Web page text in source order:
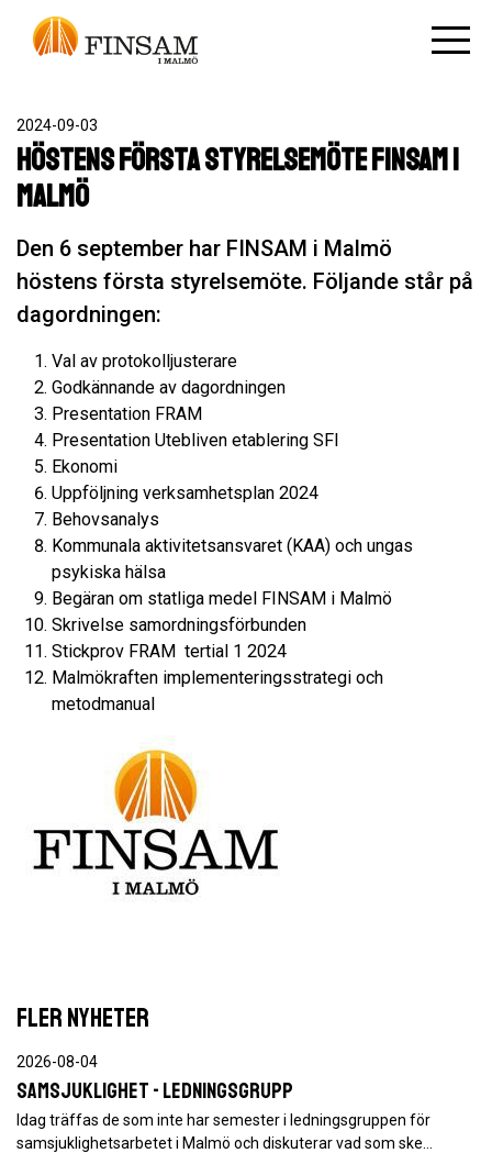
2024-09-03
Höstens första styrelsemöte FINSAM i
Malmö
Den 6 september har FINSAM i Malmö
höstens första styrelsemöte. Följande står på
dagordningen:
Val av protokolljusterare
Godkännande av dagordningen
Presentation FRAM
Presentation Utebliven etablering SFI
Ekonomi
Uppföljning verksamhetsplan 2024
Behovsanalys
Kommunala aktivitetsansvaret (KAA) och ungas
psykiska hälsa
Begäran om statliga medel FINSAM i Malmö
Skrivelse samordningsförbunden
Stickprov FRAM tertial 1 2024
Malmökraften implementeringsstrategi och
metodmanual
FLER NYHETER
2026-08-04
Samsjuklighet - ledningsgrupp
Idag träffas de som inte har semester i ledningsgruppen för
samsjuklighetsarbetet i Malmö och diskuterar vad som ske…